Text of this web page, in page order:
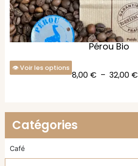
Pérou Bio
Voir les options
8,00 € – 32,00 €
Catégories
Café